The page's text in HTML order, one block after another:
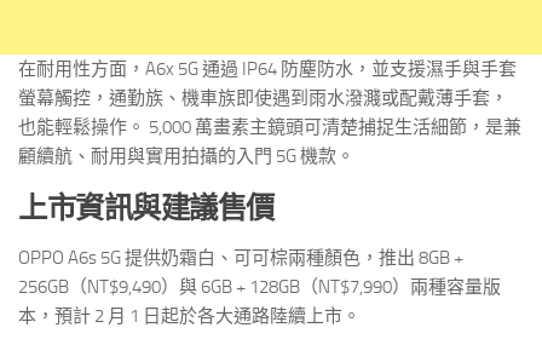
在耐用性方面，A6x 5G 通過 IP64 防塵防水，並支援濕手與手套
螢幕觸控，通勤族、機車族即使遇到雨水潑濺或配戴薄手套，
也能輕鬆操作。 5,000 萬畫素主鏡頭可清楚捕捉生活細節，是兼
顧續航、耐用與實用拍攝的入門 5G 機款。
上市資訊與建議售價
OPPO A6s 5G 提供奶霜白、可可棕兩種顏色，推出 8GB +
256GB（NT$9,490）與 6GB + 128GB（NT$7,990）兩種容量版
本，預計 2 月 1 日起於各大通路陸續上市。